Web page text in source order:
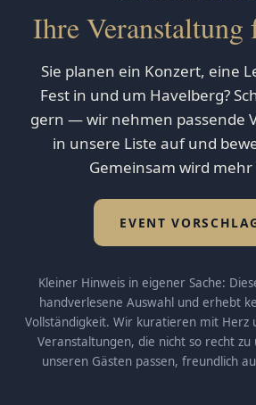
Ihre Veranstaltung
Sie planen ein Konzert, eine
Fest in und um Havelberg?
gern — wir nehmen passende
in unsere Liste auf und
Gemeinsam wird
EVENT
Kleiner Hinweis in eigener Sache:
handverlesene Auswahl und erhebt
Vollständigkeit. Wir kuratieren mit Herz
Veranstaltungen, die nicht so recht zu
unseren Gästen passen, freundlich